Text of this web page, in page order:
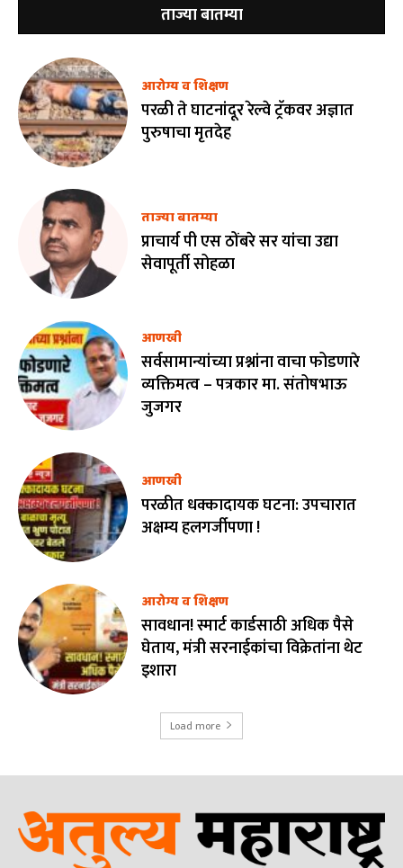
ताज्या बातम्या
आरोग्य व शिक्षण
परळी ते घाटनांदूर रेल्वे ट्रॅकवर अज्ञात
पुरुषाचा मृतदेह
ताज्या बातम्या
प्राचार्य पी एस ठोंबरे सर यांचा उद्या
सेवापूर्ती सोहळा
आणखी
सर्वसामान्यांच्या प्रश्नांना वाचा फोडणारे
व्यक्तिमत्व – पत्रकार मा. संतोषभाऊ
जुजगर
आणखी
परळीत धक्कादायक घटना: उपचारात
अक्षम्य हलगर्जीपणा !
आरोग्य व शिक्षण
सावधान! स्मार्ट कार्डसाठी अधिक पैसे
घेताय, मंत्री सरनाईकांचा विक्रेतांना थेट
इशारा
Load more